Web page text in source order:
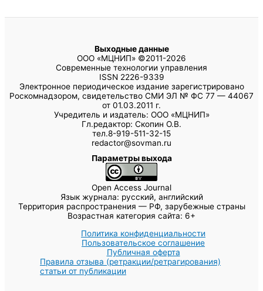
Выходные данные
ООО «МЦНИП» ©2011-2026
Современные технологии управления
ISSN 2226-9339
Электронное периодическое издание зарегистрировано
Роскомнадзором, свидетельство СМИ ЭЛ № ФС 77 — 44067
от 01.03.2011 г.
Учредитель и издатель: ООО «МЦНИП»
Гл.редактор: Скопин О.В.
тел.8-919-511-32-15
redactor@sovman.ru
Параметры выхода
Open Access Journal
Язык журнала: русский, английский
Территория распространения — РФ, зарубежные страны
Возрастная категория сайта: 6+
Политика конфиденциальности
Пользовательское соглашение
Публичная оферта
Правила отзыва (ретракции/ретрагирования)
статьи от публикации